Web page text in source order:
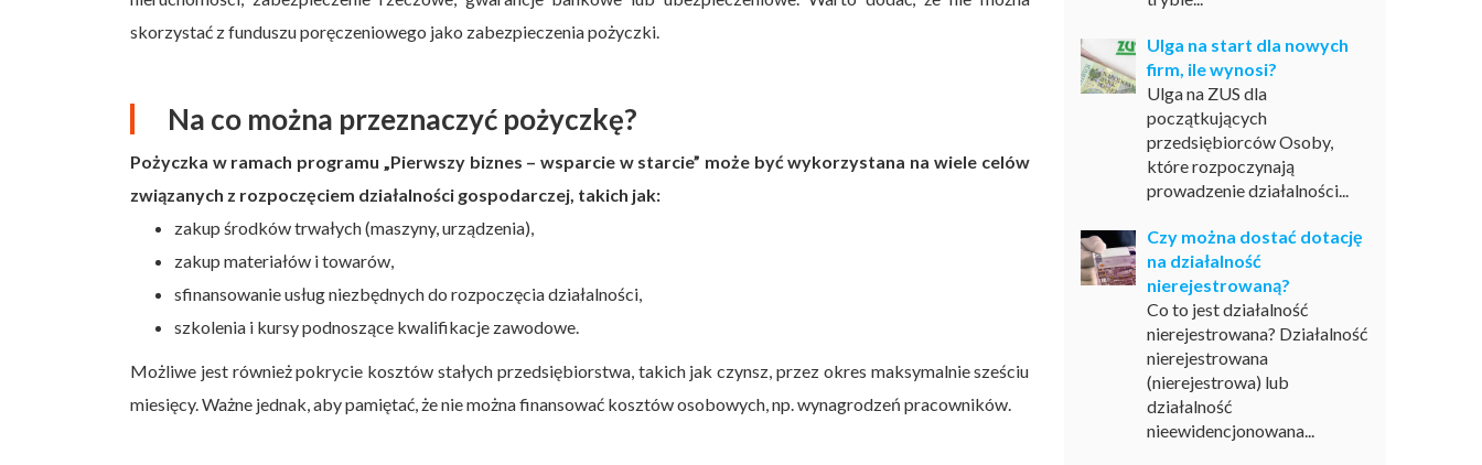
skorzystać z funduszu poręczeniowego jako zabezpieczenia pożyczki.
Na co można przeznaczyć pożyczkę?
Pożyczka w ramach programu „Pierwszy biznes – wsparcie w starcie” może być wykorzystana na wiele celów
związanych z rozpoczęciem działalności gospodarczej, takich jak:
zakup środków trwałych (maszyny, urządzenia),
zakup materiałów i towarów,
sfinansowanie usług niezbędnych do rozpoczęcia działalności,
szkolenia i kursy podnoszące kwalifikacje zawodowe.
Możliwe jest również pokrycie kosztów stałych przedsiębiorstwa, takich jak czynsz, przez okres maksymalnie sześciu
miesięcy. Ważne jednak, aby pamiętać, że nie można finansować kosztów osobowych, np. wynagrodzeń pracowników.
Ulga na start dla nowych
firm, ile wynosi?
Ulga na ZUS dla
początkujących
przedsiębiorców Osoby,
które rozpoczynają
prowadzenie działalności...
Czy można dostać dotację
na działalność
nierejestrowaną?
Co to jest działalność
nierejestrowana? Działalność
nierejestrowana
(nierejestrowa) lub
działalność
nieewidencjonowana...